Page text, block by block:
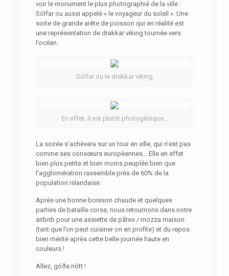
voir le monument le plus photographié de la ville :
Sólfar ou aussi appelé « le voyageur du soleil ». Une
sorte de grande arête de poisson qui en réalité est
une représentation de drakkar viking tournée vers
l’océan.
Sólfar ou le drakkar viking
En effet, il est plutôt photogénique…
La soirée s’achèvera sur un tour en ville, qui n’est pas
comme ses consœurs européennes… Elle en effet
bien plus petite et bien moins peuplée bien que
l’agglomération rassemble près de 60% de la
population islandaise.
Après une bonne boisson chaude et quelques
parties de bataille corse, nous retournons dans notre
airbnb pour une assiette de pâtes / mozza maison
(tant que l’on peut cuisiner on en profite) et du repos
bien mérité après cette belle journée haute en
couleurs !
Allez, góða nótt!